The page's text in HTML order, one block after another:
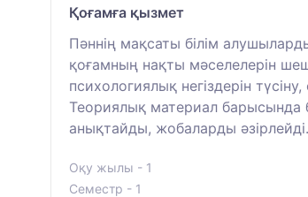
Қоғамға қызмет
Пәннің мақсаты білім
қоғамның нақты мәселелерін
психологиялық негіздерін
Теориялық материал барысында
анықтайды, жобаларды әзірлейді.
Оқу жылы - 1
Семестр - 1